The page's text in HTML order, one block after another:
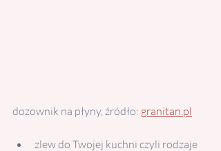
dozownik na płyny, źródło: granitan.pl
zlew do Twojej kuchni czyli rodzaje